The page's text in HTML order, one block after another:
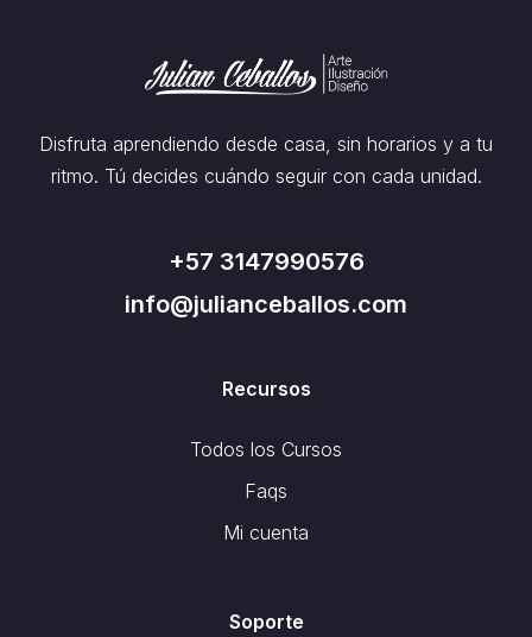
Disfruta aprendiendo desde casa, sin horarios y a tu
ritmo. Tú decides cuándo seguir con cada unidad.
+57 3147990576
info@julianceballos.com
Recursos
Todos los Cursos
Faqs
Mi cuenta
Soporte